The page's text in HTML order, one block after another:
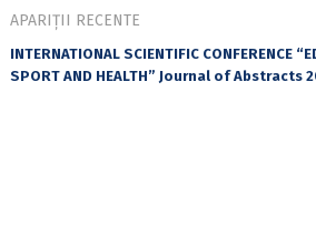
APARIȚII RECENTE
INTERNATIONAL SCIENTIFIC CONFERENCE
SPORT AND HEALTH” Journal of Abstracts